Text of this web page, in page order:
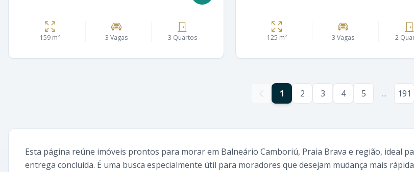
159 m² 3 Vagas 3 Quartos 125 m² 3 Vagas 2
1 2 3 4 5 ... 191
Esta página reúne imóveis prontos para morar em Balneário Camboriú, Praia Brava e região, ideal
entrega concluída. É uma busca especialmente útil para moradores que desejam mudança mais